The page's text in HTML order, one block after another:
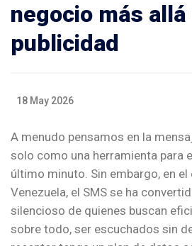
negocio más allá
publicidad
18 May 2026
A menudo pensamos en la
solo como una herramienta para
último minuto. Sin embargo, en
Venezuela, el SMS se ha
silencioso de quienes buscan
sobre todo, ser escuchados sin